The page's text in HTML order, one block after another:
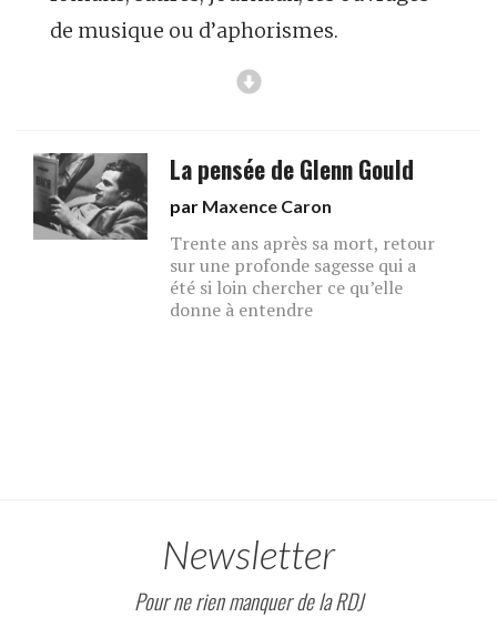
de musique ou d’aphorismes.
La pensée de Glenn Gould
par Maxence Caron
Trente ans après sa mort, retour
sur une profonde sagesse qui a
été si loin chercher ce qu’elle
donne à entendre
Newsletter
Pour ne rien manquer de la RDJ